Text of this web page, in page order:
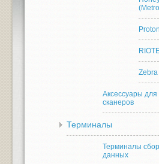
Proton
Zebra
Аксессуары для
сканеров
Терминалы
Терминалы
данных